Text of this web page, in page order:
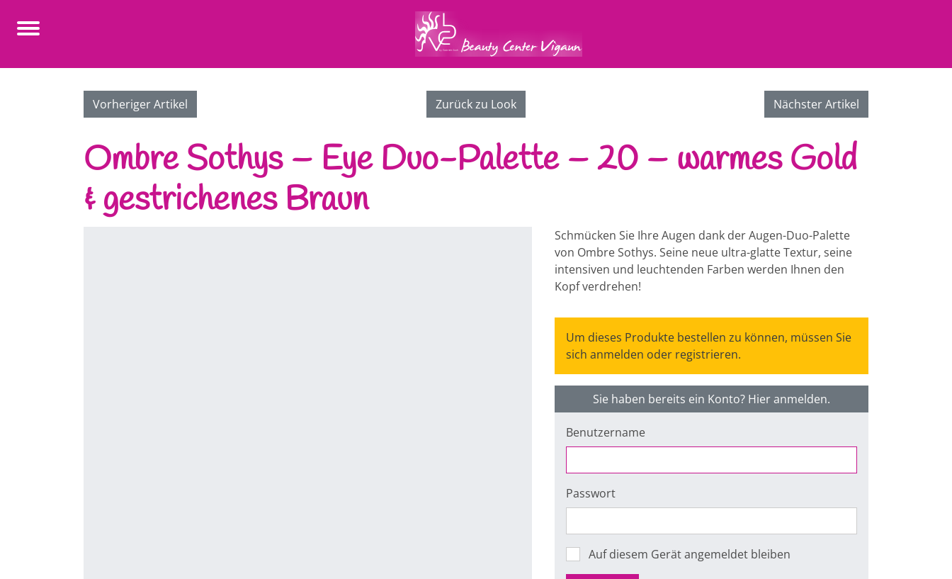
Vorheriger Artikel Zurück zu Look Nächster Artikel
Ombre Sothys – Eye Duo-Palette – 20 – warmes Gold
& gestrichenes Braun
Schmücken Sie Ihre Augen dank der Augen-Duo-Palette
von Ombre Sothys. Seine neue ultra-glatte Textur, seine
intensiven und leuchtenden Farben werden Ihnen den
Kopf verdrehen!
Um dieses Produkte bestellen zu können, müssen Sie
sich anmelden oder registrieren.
Sie haben bereits ein Konto? Hier anmelden.
Benutzername
Passwort
Auf diesem Gerät angemeldet bleiben